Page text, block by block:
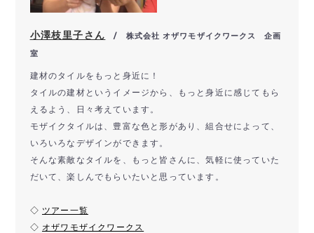
小澤枝里子さん / 株式会社 オザワモザイクワークス 企画
室
建材のタイルをもっと身近に！
タイルの建材というイメージから、もっと身近に感じてもら
えるよう、日々考えています。
モザイクタイルは、豊富な色と形があり、組合せによって、
いろいろなデザインができます。
そんな素敵なタイルを、もっと皆さんに、気軽に使っていた
だいて、楽しんでもらいたいと思っています。
◇ ツアー一覧
◇ オザワモザイクワークス